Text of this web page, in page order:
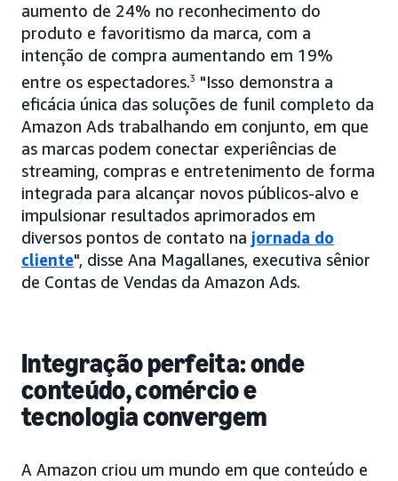
aumento de 24% no reconhecimento do
produto e favoritismo da marca, com a
intenção de compra aumentando em 19%
entre os espectadores.3 "Isso demonstra a
eficácia única das soluções de funil completo da
Amazon Ads trabalhando em conjunto, em que
as marcas podem conectar experiências de
streaming, compras e entretenimento de forma
integrada para alcançar novos públicos-alvo e
impulsionar resultados aprimorados em
diversos pontos de contato na jornada do
cliente", disse Ana Magallanes, executiva sênior
de Contas de Vendas da Amazon Ads.
Integração perfeita: onde
conteúdo, comércio e
tecnologia convergem
A Amazon criou um mundo em que conteúdo e